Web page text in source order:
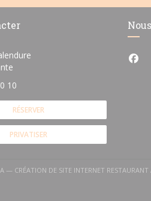
10
RÉSERVER
PRIVATISER
— CRÉATION DE SITE INTERNET RESTAURANT